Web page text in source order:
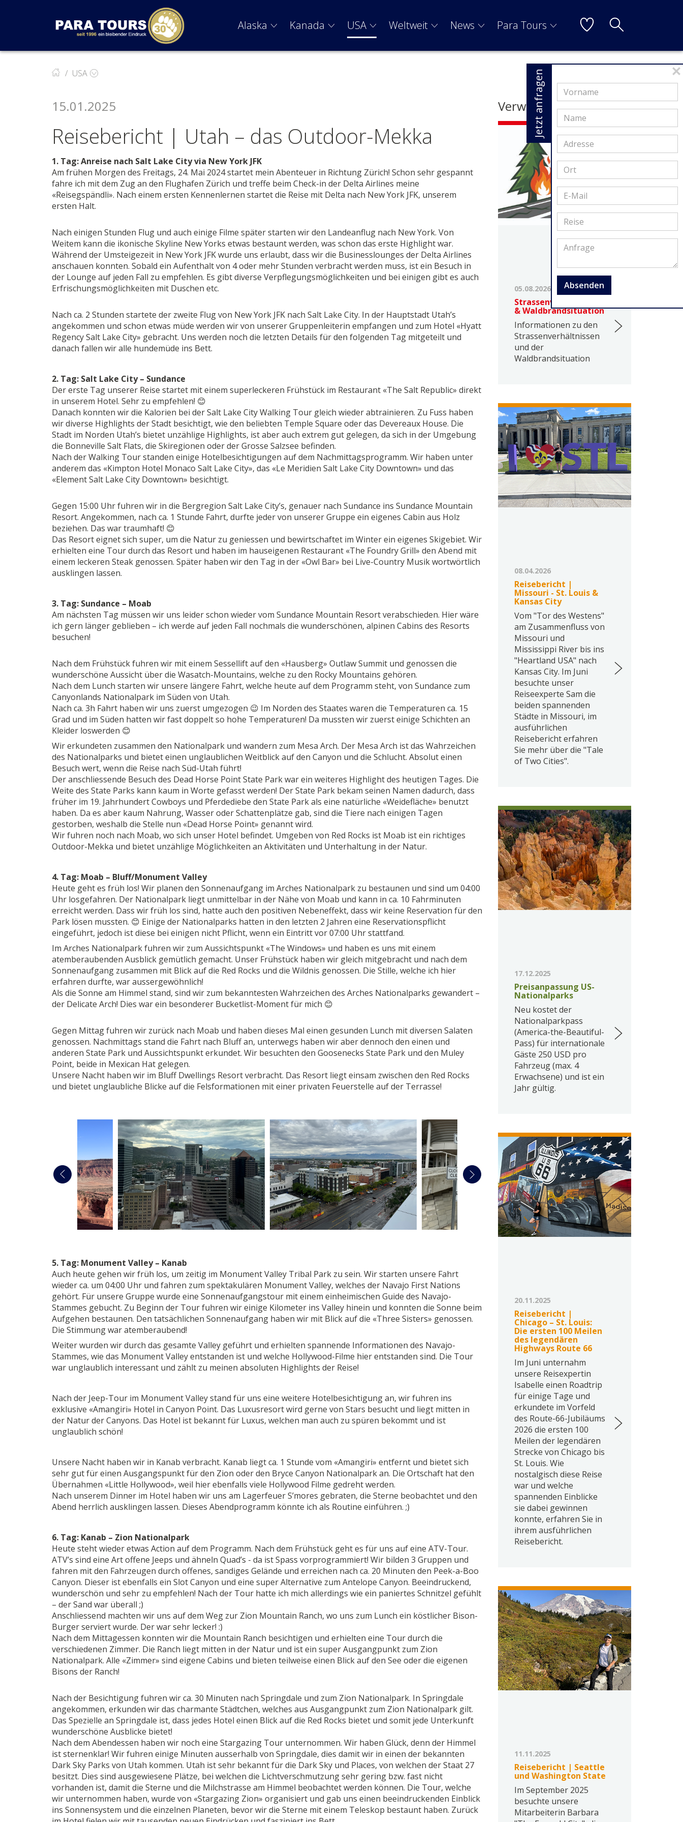
Weiter zur Hauptnavigation
Weiter zum Inhalt
Weiter zur Kontaktseite Alaska Kanada USA Weltweit News Para Tours
USA
15.01.2025
Reisebericht | Utah – das Outdoor-Mekka
1. Tag: Anreise nach Salt Lake City via New York JFK
Am frühen Morgen des Freitags, 24. Mai 2024 startet mein Abenteuer in Richtung Zürich! Schon sehr gespannt
fahre ich mit dem Zug an den Flughafen Zürich und treffe beim Check-in der Delta Airlines meine
«Reisegspändli». Nach einem ersten Kennenlernen startet die Reise mit Delta nach New York JFK, unserem
ersten Halt.
Nach einigen Stunden Flug und auch einige Filme später starten wir den Landeanflug nach New York. Von
Weitem kann die ikonische Skyline New Yorks etwas bestaunt werden, was schon das erste Highlight war.
Während der Umsteigezeit in New York JFK wurde uns erlaubt, dass wir die Businesslounges der Delta Airlines
anschauen konnten. Sobald ein Aufenthalt von 4 oder mehr Stunden verbracht werden muss, ist ein Besuch in
der Lounge auf jeden Fall zu empfehlen. Es gibt diverse Verpflegungsmöglichkeiten und bei einigen gibt es auch
Erfrischungsmöglichkeiten mit Duschen etc.
Nach ca. 2 Stunden startete der zweite Flug von New York JFK nach Salt Lake City. In der Hauptstadt Utah’s
angekommen und schon etwas müde werden wir von unserer Gruppenleiterin empfangen und zum Hotel «Hyatt
Regency Salt Lake City» gebracht. Uns werden noch die letzten Details für den folgenden Tag mitgeteilt und
danach fallen wir alle hundemüde ins Bett.
2. Tag: Salt Lake City – Sundance
Der erste Tag unserer Reise startet mit einem superleckeren Frühstück im Restaurant «The Salt Republic» direkt
in unserem Hotel. Sehr zu empfehlen! 😊
Danach konnten wir die Kalorien bei der Salt Lake City Walking Tour gleich wieder abtrainieren. Zu Fuss haben
wir diverse Highlights der Stadt besichtigt, wie den beliebten Temple Square oder das Devereaux House. Die
Stadt im Norden Utah’s bietet unzählige Highlights, ist aber auch extrem gut gelegen, da sich in der Umgebung
die Bonneville Salt Flats, die Skiregionen oder der Grosse Salzsee befinden.
Nach der Walking Tour standen einige Hotelbesichtigungen auf dem Nachmittagsprogramm. Wir haben unter
anderem das «Kimpton Hotel Monaco Salt Lake City», das «Le Meridien Salt Lake City Downtown» und das
«Element Salt Lake City Downtown» besichtigt.
Gegen 15:00 Uhr fuhren wir in die Bergregion Salt Lake City’s, genauer nach Sundance ins Sundance Mountain
Resort. Angekommen, nach ca. 1 Stunde Fahrt, durfte jeder von unserer Gruppe ein eigenes Cabin aus Holz
beziehen. Das war traumhaft! 😊
Das Resort eignet sich super, um die Natur zu geniessen und bewirtschaftet im Winter ein eigenes Skigebiet. Wir
erhielten eine Tour durch das Resort und haben im hauseigenen Restaurant «The Foundry Grill» den Abend mit
einem leckeren Steak genossen. Später haben wir den Tag in der «Owl Bar» bei Live-Country Musik wortwörtlich
ausklingen lassen.
3. Tag: Sundance – Moab
Am nächsten Tag müssen wir uns leider schon wieder vom Sundance Mountain Resort verabschieden. Hier wäre
ich gern länger geblieben – ich werde auf jeden Fall nochmals die wunderschönen, alpinen Cabins des Resorts
besuchen!
Nach dem Frühstück fuhren wir mit einem Sessellift auf den «Hausberg» Outlaw Summit und genossen die
wunderschöne Aussicht über die Wasatch-Mountains, welche zu den Rocky Mountains gehören.
Nach dem Lunch starten wir unsere längere Fahrt, welche heute auf dem Programm steht, von Sundance zum
Canyonlands Nationalpark im Süden von Utah.
Nach ca. 3h Fahrt haben wir uns zuerst umgezogen 😉 Im Norden des Staates waren die Temperaturen ca. 15
Grad und im Süden hatten wir fast doppelt so hohe Temperaturen! Da mussten wir zuerst einige Schichten an
Kleider loswerden 😊
Wir erkundeten zusammen den Nationalpark und wandern zum Mesa Arch. Der Mesa Arch ist das Wahrzeichen
des Nationalparks und bietet einen unglaublichen Weitblick auf den Canyon und die Schlucht. Absolut einen
Besuch wert, wenn die Reise nach Süd-Utah führt!
Der anschliessende Besuch des Dead Horse Point State Park war ein weiteres Highlight des heutigen Tages. Die
Weite des State Parks kann kaum in Worte gefasst werden! Der State Park bekam seinen Namen dadurch, dass
früher im 19. Jahrhundert Cowboys und Pferdediebe den State Park als eine natürliche «Weidefläche» benutzt
haben. Da es aber kaum Nahrung, Wasser oder Schattenplätze gab, sind die Tiere nach einigen Tagen
gestorben, weshalb die Stelle nun «Dead Horse Point» genannt wird.
Wir fuhren noch nach Moab, wo sich unser Hotel befindet. Umgeben von Red Rocks ist Moab ist ein richtiges
Outdoor-Mekka und bietet unzählige Möglichkeiten an Aktivitäten und Unterhaltung in der Natur.
4. Tag: Moab – Bluff/Monument Valley
Heute geht es früh los! Wir planen den Sonnenaufgang im Arches Nationalpark zu bestaunen und sind um 04:00
Uhr losgefahren. Der Nationalpark liegt unmittelbar in der Nähe von Moab und kann in ca. 10 Fahrminuten
erreicht werden. Dass wir früh los sind, hatte auch den positiven Nebeneffekt, dass wir keine Reservation für den
Park lösen mussten. 😊 Einige der Nationalparks hatten in den letzten 2 Jahren eine Reservationspflicht
eingeführt, jedoch ist diese bei einigen nicht Pflicht, wenn ein Eintritt vor 07:00 Uhr stattfand.
Im Arches Nationalpark fuhren wir zum Aussichtspunkt «The Windows» und haben es uns mit einem
atemberaubenden Ausblick gemütlich gemacht. Unser Frühstück haben wir gleich mitgebracht und nach dem
Sonnenaufgang zusammen mit Blick auf die Red Rocks und die Wildnis genossen. Die Stille, welche ich hier
erfahren durfte, war aussergewöhnlich!
Als die Sonne am Himmel stand, sind wir zum bekanntesten Wahrzeichen des Arches Nationalparks gewandert –
der Delicate Arch! Dies war ein besonderer Bucketlist-Moment für mich 😊
Gegen Mittag fuhren wir zurück nach Moab und haben dieses Mal einen gesunden Lunch mit diversen Salaten
genossen. Nachmittags stand die Fahrt nach Bluff an, unterwegs haben wir aber dennoch den einen und
anderen State Park und Aussichtspunkt erkundet. Wir besuchten den Goosenecks State Park und den Muley
Point, beide in Mexican Hat gelegen.
Unsere Nacht haben wir im Bluff Dwellings Resort verbracht. Das Resort liegt einsam zwischen den Red Rocks
und bietet unglaubliche Blicke auf die Felsformationen mit einer privaten Feuerstelle auf der Terrasse!
5. Tag: Monument Valley – Kanab
Auch heute gehen wir früh los, um zeitig im Monument Valley Tribal Park zu sein. Wir starten unsere Fahrt
wieder ca. um 04:00 Uhr und fahren zum spektakulären Monument Valley, welches der Navajo First Nations
gehört. Für unsere Gruppe wurde eine Sonnenaufgangstour mit einem einheimischen Guide des Navajo-
Stammes gebucht. Zu Beginn der Tour fuhren wir einige Kilometer ins Valley hinein und konnten die Sonne beim
Aufgehen bestaunen. Den tatsächlichen Sonnenaufgang haben wir mit Blick auf die «Three Sisters» genossen.
Die Stimmung war atemberaubend!
Weiter wurden wir durch das gesamte Valley geführt und erhielten spannende Informationen des Navajo-
Stammes, wie das Monument Valley entstanden ist und welche Hollywood-Filme hier entstanden sind. Die Tour
war unglaublich interessant und zählt zu meinen absoluten Highlights der Reise!
Nach der Jeep-Tour im Monument Valley stand für uns eine weitere Hotelbesichtigung an, wir fuhren ins
exklusive «Amangiri» Hotel in Canyon Point. Das Luxusresort wird gerne von Stars besucht und liegt mitten in
der Natur der Canyons. Das Hotel ist bekannt für Luxus, welchen man auch zu spüren bekommt und ist
unglaublich schön!
Unsere Nacht haben wir in Kanab verbracht. Kanab liegt ca. 1 Stunde vom «Amangiri» entfernt und bietet sich
sehr gut für einen Ausgangspunkt für den Zion oder den Bryce Canyon Nationalpark an. Die Ortschaft hat den
Übernahmen «Little Hollywood», weil hier ebenfalls viele Hollywood Filme gedreht werden.
Nach unserem Dinner im Hotel haben wir uns am Lagerfeuer S’mores gebraten, die Sterne beobachtet und den
Abend herrlich ausklingen lassen. Dieses Abendprogramm könnte ich als Routine einführen. ;)
6. Tag: Kanab – Zion Nationalpark
Heute steht wieder etwas Action auf dem Programm. Nach dem Frühstück geht es für uns auf eine ATV-Tour.
ATV’s sind eine Art offene Jeeps und ähneln Quad’s - da ist Spass vorprogrammiert! Wir bilden 3 Gruppen und
fahren mit den Fahrzeugen durch offenes, sandiges Gelände und erreichen nach ca. 20 Minuten den Peek-a-Boo
Canyon. Dieser ist ebenfalls ein Slot Canyon und eine super Alternative zum Antelope Canyon. Beeindruckend,
wunderschön und sehr zu empfehlen! Nach der Tour hatte ich mich allerdings wie ein paniertes Schnitzel gefühlt
– der Sand war überall ;)
Anschliessend machten wir uns auf dem Weg zur Zion Mountain Ranch, wo uns zum Lunch ein köstlicher Bison-
Burger serviert wurde. Der war sehr lecker! :)
Nach dem Mittagessen konnten wir die Mountain Ranch besichtigen und erhielten eine Tour durch die
verschiedenen Zimmer. Die Ranch liegt mitten in der Natur und ist ein super Ausgangpunkt zum Zion
Nationalpark. Alle «Zimmer» sind eigene Cabins und bieten teilweise einen Blick auf den See oder die eigenen
Bisons der Ranch!
Nach der Besichtigung fuhren wir ca. 30 Minuten nach Springdale und zum Zion Nationalpark. In Springdale
angekommen, erkunden wir das charmante Städtchen, welches aus Ausgangpunkt zum Zion Nationalpark gilt.
Das Spezielle an Springdale ist, dass jedes Hotel einen Blick auf die Red Rocks bietet und somit jede Unterkunft
wunderschöne Ausblicke bietet!
Nach dem Abendessen haben wir noch eine Stargazing Tour unternommen. Wir haben Glück, denn der Himmel
ist sternenklar! Wir fuhren einige Minuten ausserhalb von Springdale, dies damit wir in einen der bekannten
Dark Sky Parks von Utah kommen. Utah ist sehr bekannt für die Dark Sky und Places, von welchen der Staat 27
besitzt. Dies sind ausgewiesene Plätze, bei welchen die Lichtverschmutzung sehr gering bzw. fast nicht
vorhanden ist, damit die Sterne und die Milchstrasse am Himmel beobachtet werden können. Die Tour, welche
wir unternommen haben, wurde von «Stargazing Zion» organisiert und gab uns einen beeindruckenden Einblick
ins Sonnensystem und die einzelnen Planeten, bevor wir die Sterne mit einem Teleskop bestaunt haben. Zurück
Verwandte Artikel
05.08.2026
Strassenverhältnisse
& Waldbrandsituation
Informationen zu den
Strassenverhältnissen
und der
Waldbrandsituation
08.04.2026
Reisebericht |
Missouri - St. Louis &
Kansas City
Vom "Tor des Westens"
am Zusammenfluss von
Missouri und
Mississippi River bis ins
"Heartland USA" nach
Kansas City. Im Juni
besuchte unser
Reiseexperte Sam die
beiden spannenden
Städte in Missouri, im
ausführlichen
Reisebericht erfahren
Sie mehr über die "Tale
of Two Cities".
17.12.2025
Preisanpassung US-
Nationalparks
Neu kostet der
Nationalparkpass
(America-the-Beautiful-
Pass) für internationale
Gäste 250 USD pro
Fahrzeug (max. 4
Erwachsene) und ist ein
Jahr gültig.
20.11.2025
Reisebericht |
Chicago – St. Louis:
Die ersten 100 Meilen
des legendären
Highways Route 66
Im Juni unternahm
unsere Reisexpertin
Isabelle einen Roadtrip
für einige Tage und
erkundete im Vorfeld
des Route-66-Jubiläums
2026 die ersten 100
Meilen der legendären
Strecke von Chicago bis
St. Louis. Wie
nostalgisch diese Reise
war und welche
spannenden Einblicke
sie dabei gewinnen
konnte, erfahren Sie in
ihrem ausführlichen
Reisebericht.
11.11.2025
Reisebericht | Seattle
und Washington State
Im September 2025
besuchte unsere
Mitarbeiterin Barbara
Jetzt anfragen
Absenden